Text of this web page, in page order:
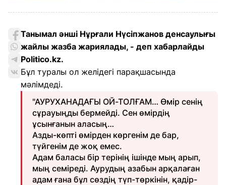
Танымал әнші Нұрғали Нүсіпжанов денсаулығы
жайлы жазба жариялады, - деп хабарлайды
Politico.kz.
Бұл туралы ол желідегі парақшасында
мәлімдеді.
"АУРУХАНАДАҒЫ ОЙ-ТОЛҒАМ… Өмір сенің
сұрауыңды бермейді. Сен өмірдің
ұсынғанын аласың…
Азды-көпті өмірден көргенім де бар,
түйгенім де жоқ емес.
Адам баласы бір терінің ішінде мың арып,
мың семіреді. Аурудың азабын арқалаған
адам ғана бұл сөздің түп-төркінін, қадір-